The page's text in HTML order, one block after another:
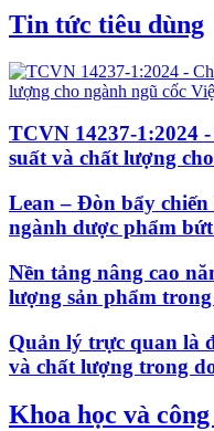
Tin tức tiêu dùng
TCVN 14237-1:2024
suất và chất lượng
Lean – Đòn bẩy
ngành dược phẩm
Nền tảng nâng cao
lượng sản phẩm
Quản lý trực quan là
và chất lượng trong
Khoa học và công